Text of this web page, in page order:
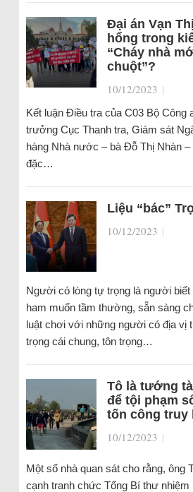
Đại án Vạn
hổng trong
“Cháy nhà
chuột”?
10/12/2023 |
Kết luận Điều tra của C03 Bộ Công
trưởng Cục Thanh tra, Giám sát
hàng Nhà nước – bà Đỗ Thị Nhàn –
đặc…
Liệu “bác”
10/12/2023 |
Người có lòng tự trọng là người biết
ham muốn tầm thường, sẵn sàng
luật chơi với những người có địa vị
trọng cái chung, tôn trọng…
Tô là tướng
để tội phạm
tốn công truy
10/12/2023 |
Một số nhà quan sát cho rằng, ông
cạnh tranh chức Tổng Bí thư nhiệm